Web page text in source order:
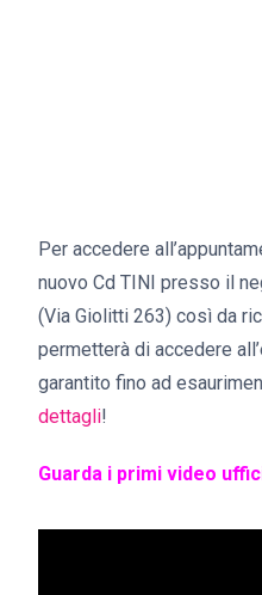
Per accedere
nuovo Cd TINI presso il
(Via Giolitti 263) così da
permetterà di accedere
garantito fino ad
dettagli!
Guarda i primi video